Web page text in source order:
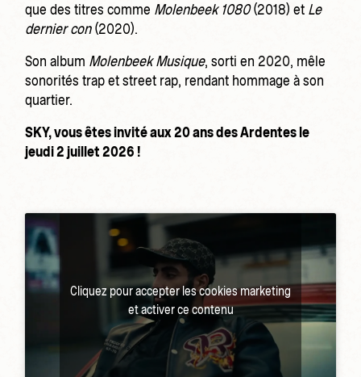
que des titres comme Molenbeek 1080(2018) et Le
dernier con(2020).
Son album Molenbeek Musique, sorti en 2020, mêle
sonorités trap et street rap, rendant hommage à son
quartier.
SKY, vous êtes invité aux 20 ans des Ardentes le
jeudi 2 juillet 2026 !
Cliquez pour accepter les cookies marketing
et activer ce contenu